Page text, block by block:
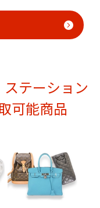
テーション
可能商品